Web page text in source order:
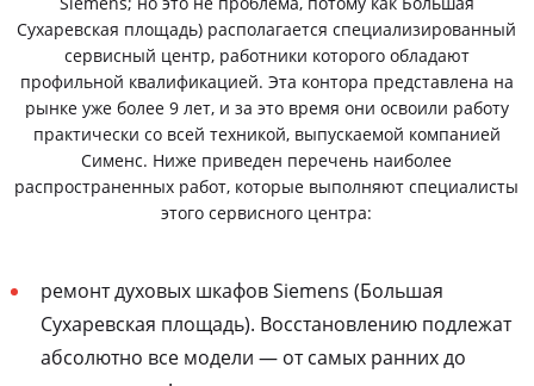
Сухаревская площадь) располагается специализированный
сервисный центр, работники которого обладают
профильной квалификацией. Эта контора представлена на
рынке уже более 9 лет, и за это время они освоили работу
практически со всей техникой, выпускаемой компанией
Сименс. Ниже приведен перечень наиболее
распространенных работ, которые выполняют специалисты
этого сервисного центра:
ремонт духовых шкафов Siemens (Большая
Сухаревская площадь). Восстановлению подлежат
абсолютно все модели — от самых ранних до